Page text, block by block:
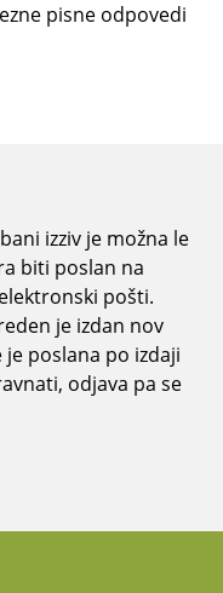
pisne odpovedi
izziv je možna le
biti poslan na
pošti.
je izdan nov
poslana po izdaji
odjava pa se